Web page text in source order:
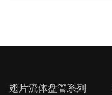
翅片流体盘管系列